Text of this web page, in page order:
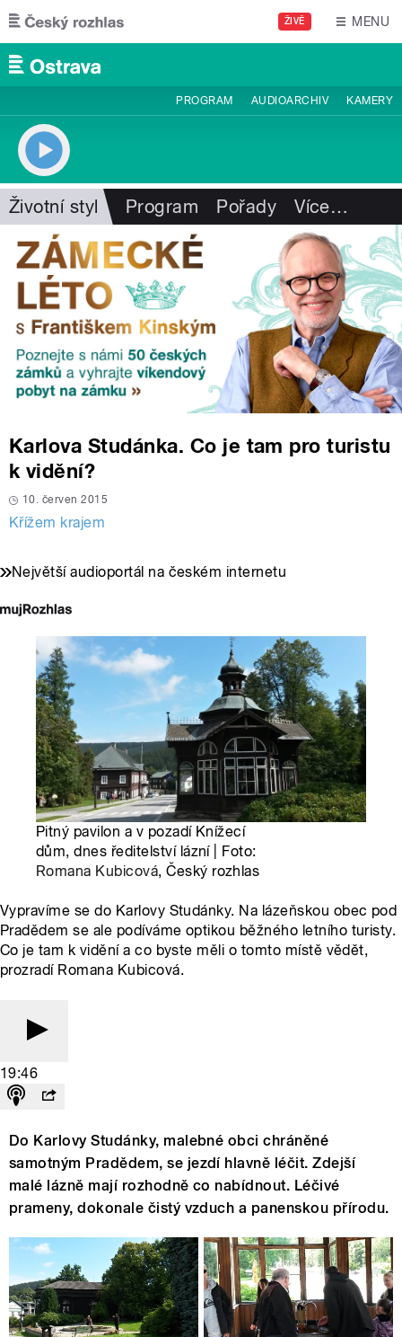
Přejít k hlavnímu obsahu
ŽIVĚ MENU
PROGRAM AUDIOARCHIV KAMERY
Životní styl Program Pořady Více…
Karlova Studánka. Co je tam pro turistu
k vidění?
10. červen 2015
Křížem krajem
Největší audioportál na českém internetu
Pitný pavilon a v pozadí Knížecí
dům, dnes ředitelství lázní | Foto:
Romana Kubicová, Český rozhlas
Vypravíme se do Karlovy Studánky. Na lázeňskou obec pod
Pradědem se ale podíváme optikou běžného letního turisty.
Co je tam k vidění a co byste měli o tomto místě vědět,
prozradí Romana Kubicová.
19:46
Do Karlovy Studánky, malebné obci chráněné
samotným Pradědem, se jezdí hlavně léčit. Zdejší
malé lázně mají rozhodně co nabídnout. Léčivé
prameny, dokonale čistý vzduch a panenskou přírodu.